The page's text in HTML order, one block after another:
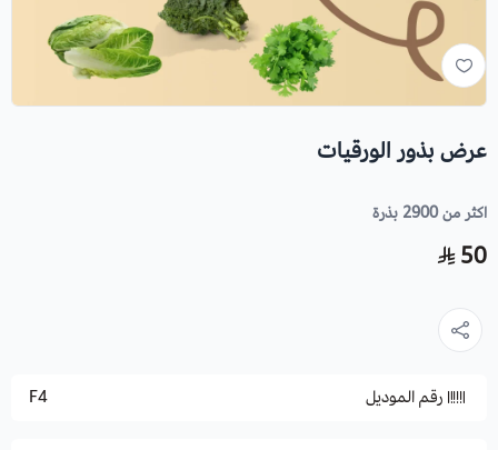
عرض بذور الورقيات
اكثر من 2900 بذرة
50
رقم الموديل F4